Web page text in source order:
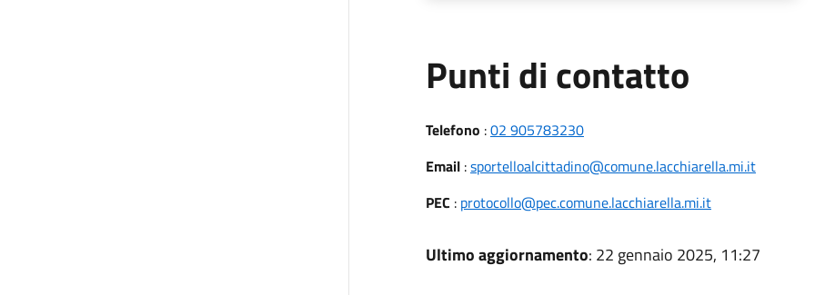
Punti di contatto
Telefono :02 905783230
Email:sportelloalcittadino@comune.lacchiarella.mi.it
PEC : protocollo@pec.comune.lacchiarella.mi.it
Ultimo aggiornamento: 22 gennaio 2025, 11:27